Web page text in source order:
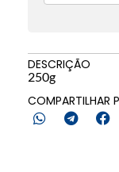
DESCRIÇÃO
250g
COMPARTILHAR